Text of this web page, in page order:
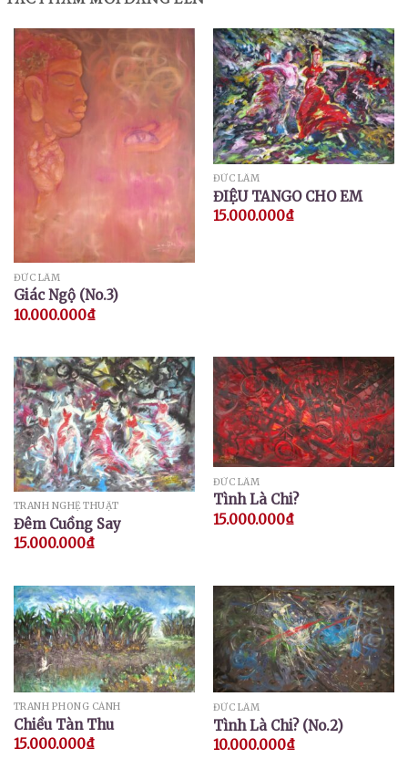
ĐỨC LÂM
Giác Ngộ (No.3)
10.000.000₫
ĐỨC LÂM
ĐIỆU TANGO CHO EM
15.000.000₫
TRANH NGHỆ THUẬT
Đêm Cuồng Say
15.000.000₫
ĐỨC LÂM
Tình Là Chi?
15.000.000₫
TRANH PHONG CẢNH
Chiều Tàn Thu
15.000.000₫
ĐỨC LÂM
Tình Là Chi? (No.2)
10.000.000₫